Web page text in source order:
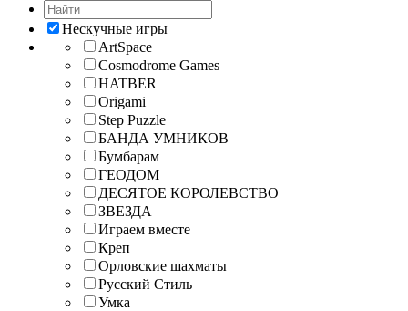
Нескучные игры
ArtSpace
Cosmodrome Games
HATBER
Origami
Step Puzzle
БАНДА УМНИКОВ
Бумбарам
ГЕОДОМ
ДЕСЯТОЕ КОРОЛЕВСТВО
ЗВЕЗДА
Играем вместе
Креп
Орловские шахматы
Русский Стиль
Умка